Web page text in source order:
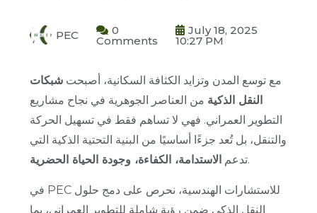
PEC 0
Comments
July 18, 2025
10:27 PM
مع توسع المدن وتزايد الكثافة السكانية، أصبحت شبكات
النقل الذكية من العناصر الجوهرية في نجاح مشاريع
التطوير العمراني. فهي لا تساهم فقط في تسهيل الحركة
والتنقل، بل تُعد جزءًا أساسيًا من البنية التحتية الذكية التي
تدعم الاستدامة، الكفاءة، وجودة الحياة الحضرية .
في PEC للاستشارات الهندسية، نحرص على دمج حلول
النقل الذكي ضمن رؤية شاملة للتطوير العمراني، بما